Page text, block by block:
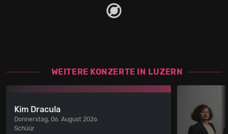
WEITERE KONZERTE IN LUZERN
Kim Dracula
Donnerstag, 06. August 2026
Schüür